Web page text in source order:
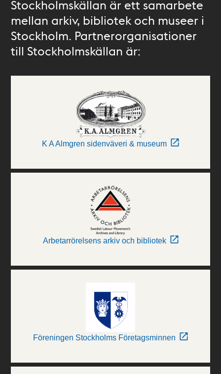
Stockholmskällan är ett samarbete
mellan arkiv, bibliotek och museer i
Stockholm. Partnerorganisationer
till Stockholmskällan är:
K A Almgren sidenväveri & museum
Arbetarrörelsens arkiv och bibliotek
Föreningen Stockholms Företagsminnen